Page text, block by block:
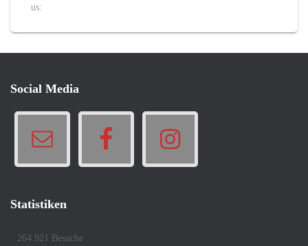
us:
Social Media
Statistiken
264.921 Besuche